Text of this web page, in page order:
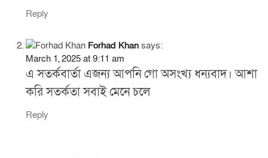
Reply
Forhad Khan says:
March 1, 2025 at 9:11 am
এ সতর্কবার্তা এজন্য আপনি গো অসংখ্য ধন্যবাদ। আশা
করি সতর্কতা সবাই মেনে চলে
Reply